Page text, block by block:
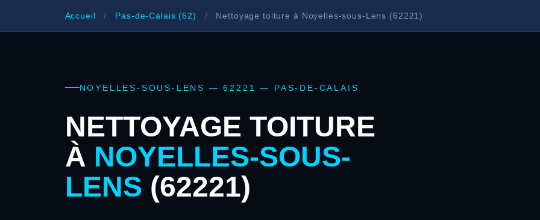
Accueil / Pas-de-Calais (62) / Nettoyage toiture à Noyelles-sous-Lens (62221)
NOYELLES-SOUS-LENS — 62221 — PAS-DE-CALAIS
NETTOYAGE TOITURE
À NOYELLES-SOUS-
LENS (62221)